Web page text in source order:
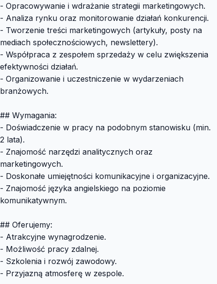
- Opracowywanie i wdrażanie strategii marketingowych.
- Analiza rynku oraz monitorowanie działań konkurencji.
- Tworzenie treści marketingowych (artykuły, posty na
mediach społecznościowych, newslettery).
- Współpraca z zespołem sprzedaży w celu zwiększenia
efektywności działań.
- Organizowanie i uczestniczenie w wydarzeniach
branżowych.
## Wymagania:
- Doświadczenie w pracy na podobnym stanowisku (min.
2 lata).
- Znajomość narzędzi analitycznych oraz
marketingowych.
- Doskonałe umiejętności komunikacyjne i organizacyjne.
- Znajomość języka angielskiego na poziomie
komunikatywnym.
## Oferujemy:
- Atrakcyjne wynagrodzenie.
- Możliwość pracy zdalnej.
- Szkolenia i rozwój zawodowy.
- Przyjazną atmosferę w zespole.